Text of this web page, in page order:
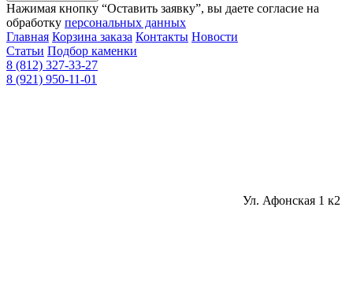
Нажимая кнопку “Оставить заявку”, вы даете согласие на
обработку персональных данных
Главная Корзина заказа Контакты Новости
Статьи Подбор каменки
8 (812) 327-33-27
8 (921) 950-11-01
Ул. Афонская 1 к2